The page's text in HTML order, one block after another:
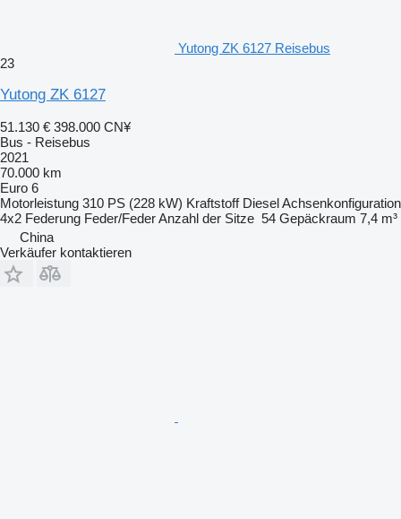
Yutong ZK 6127 Reisebus
23
Yutong ZK 6127
51.130 € 398.000 CN¥
Bus - Reisebus
2021
70.000 km
Euro 6
Motorleistung 310 PS (228 kW) Kraftstoff DieselAchsenkonfiguration
4x2 Federung Feder/FederAnzahl der Sitze 54 Gepäckraum 7,4 m³
China
Verkäufer kontaktieren